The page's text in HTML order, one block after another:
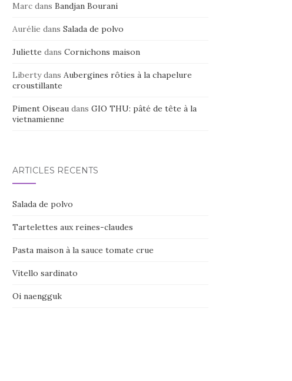
Marcdans Bandjan Bourani
Aurélie dans Salada de polvo
Juliette dans Cornichons maison
Libertydans Aubergines rôties à la chapelure
croustillante
Piment Oiseaudans GIO THU: pâté de tête à la
vietnamienne
ARTICLES RÉCENTS
Salada de polvo
Tartelettes aux reines-claudes
Pasta maison à la sauce tomate crue
Vitello sardinato
Oi naengguk